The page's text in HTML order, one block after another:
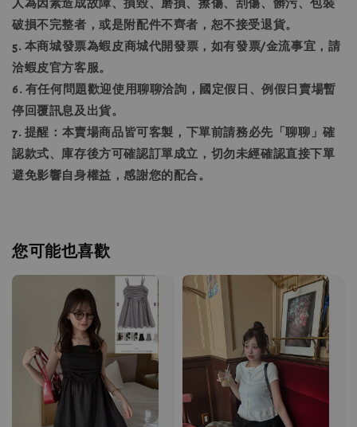
人為因素造成故障、損毀、磨損、擦傷、刮傷、髒污、包裝
破損不完整者，或是附配件不齊者，恕不接受退貨。
5. 本商城發票為蝦皮商城代開發票，如有發票/金流事宜，請
洽蝦皮官方客服。
6. 有任何問題歡迎使用聊聊洽詢，國定假日、例假日賣場暫
停回覆訊息及出貨。
7. 提醒：本賣場商品皆可客製，下單前請務必先「聊聊」確
認款式、庫存後方可確認訂單成立，切勿未經確認直接下單
避免影響自身權益，感謝您的配合。
您可能也喜歡